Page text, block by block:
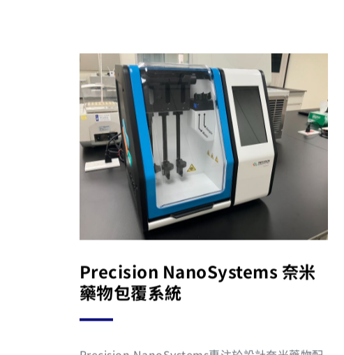
時重新配置儀器系統。 Aurora儀器不僅能提供高
品質的單細胞分析數據，而且其分辨率非常高，
使科學家能夠解析那些在其他流式細胞分析儀中
難以分辨的細胞群。例如，它可以有效地分析具
有高自發螢光或生物標誌物表達水平較低的細
胞。不論分析的複雜性如何，Aurora都能確保結
果的準確性和一致性，讓研究人員在進行生物醫
學研究時有更多的信心。 Cytek的Aurora儀器是
一款集技術先進、操作靈活性高、分辨率優越於
一身的流式細胞分析儀，深受科學家的喜愛和信
Precision NanoSystems 奈米
藥物包覆系統